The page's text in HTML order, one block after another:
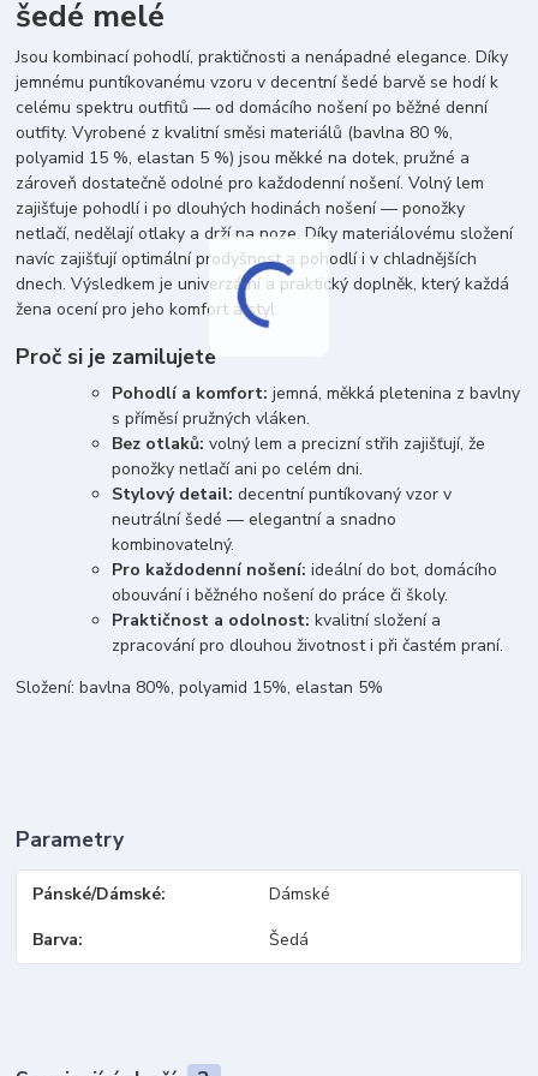
šedé melé
Jsou kombinací pohodlí, praktičnosti a nenápadné elegance. Díky
jemnému puntíkovanému vzoru v decentní šedé barvě se hodí k
celému spektru outfitů — od domácího nošení po běžné denní
outfity. Vyrobené z kvalitní směsi materiálů (bavlna 80 %,
polyamid 15 %, elastan 5 %) jsou měkké na dotek, pružné a
zároveň dostatečně odolné pro každodenní nošení. Volný lem
zajišťuje pohodlí i po dlouhých hodinách nošení — ponožky
netlačí, nedělají otlaky a drží na noze. Díky materiálovému složení
navíc zajišťují optimální prodyšnost a pohodlí i v chladnějších
dnech. Výsledkem je univerzální a praktický doplněk, který každá
žena ocení pro jeho komfort a styl.
Proč si je zamilujete
Pohodlí a komfort: jemná, měkká pletenina z bavlny
s příměsí pružných vláken.
Bez otlaků: volný lem a precizní střih zajišťují, že
ponožky netlačí ani po celém dni.
Stylový detail: decentní puntíkovaný vzor v
neutrální šedé — elegantní a snadno
kombinovatelný.
Pro každodenní nošení: ideální do bot, domácího
obouvání i běžného nošení do práce či školy.
Praktičnost a odolnost: kvalitní složení a
zpracování pro dlouhou životnost i při častém praní.
Složení: bavlna 80%, polyamid 15%, elastan 5%
Parametry
Pánské/Dámské Dámské
Barva Šedá